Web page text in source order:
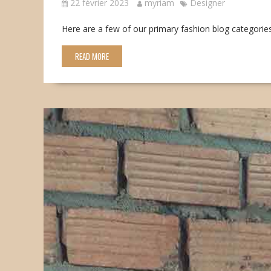
22 février 2023 myriam Designer
Here are a few of our primary fashion blog
READ MORE